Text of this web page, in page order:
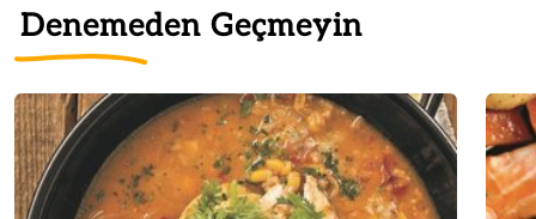
Denemeden Geçmeyin